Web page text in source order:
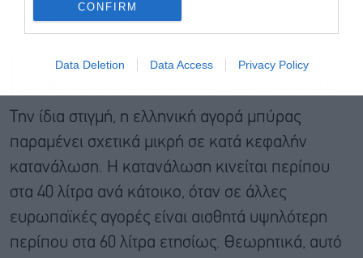
CONFIRM
Data Deletion Data Access Privacy Policy
πληρώσει τη διαφορά.
Χαμηλότερα από τον μέσο όρο κατά
Την ίδια στιγμή, η ελληνική αγορά μπύρας
παραμένει σχετικά μικρή σε κατά κεφαλήν
κατανάλωση. Η κατανάλωση κινείται περίπου
στα 40 λίτρα ανά κάτοικο, όταν σε άλλες
ευρωπαϊκές αγορές είναι αισθητά υψηλότερη
περίπου στα 60 λίτρα ετησίως. Θεωρητικά, αυτό